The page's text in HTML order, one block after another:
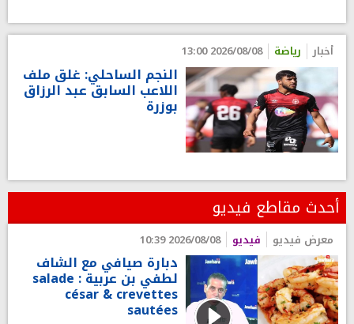
أخبار رياضة 2026/08/08 13:00
النجم الساحلي: غلق ملف
اللاعب السابق عبد الرزاق
بوزرة
أحدث مقاطع فيديو
معرض فيديو فيديو 2026/08/08 10:39
دبارة صيافي مع الشاف
لطفي بن عربية : salade
césar & crevettes
sautées